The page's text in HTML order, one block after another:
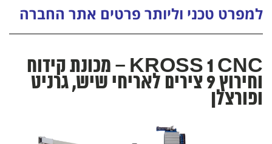
למפרט טכני וליותר פרטים אתר החברה
KROSS 1 CNC – מכונת קידוח
וחירוץ 9 צירים לאריחי שיש, גרניט
ופורצלן